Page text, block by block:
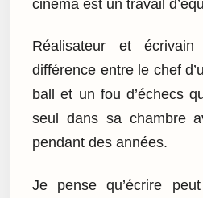
cinéma est un travail
Réalisateur et
différence entre le chef
ball et un fou d’échecs
seul dans sa chambre
pendant des années.
Je pense qu’écrire